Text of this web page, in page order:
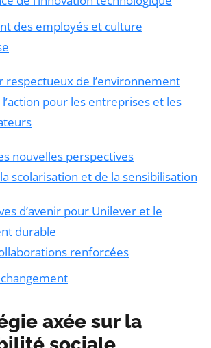
des employés et culture
respectueux de l’environnement
l’action pour les entreprises et les
nouvelles perspectives
scolarisation et de la sensibilisation
d’avenir pour Unilever et le
durable
renforcées
axée sur la